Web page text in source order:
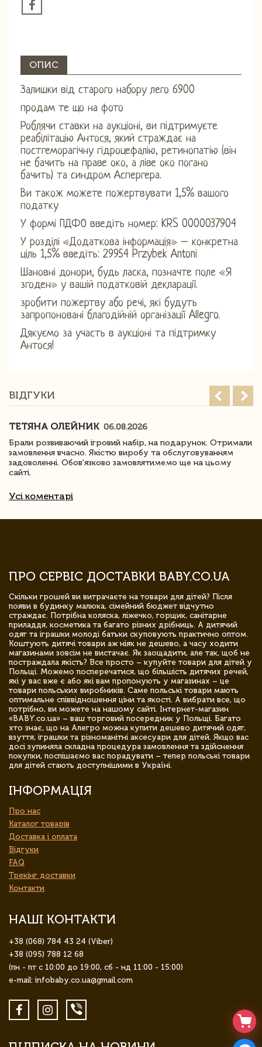
ОПИС
Залишки від старого набору лего 6900
продам те що на фото
Роблячи ставки на аукціоні, ви підтримуєте
реабілітацію Антося, який страждає на
постгеморагічну гідроцефалію, ретинопатію (він
не бачить на праве око, а ліве око погано
бачить) та синдром Аспергера.
Ви також можете пожертвувати 1,5% вашого
податку
У формі ПДФО введіть номер: KRS 0000037904
У розділі «Додаткова інформація» – конкретна
ціль 1,5% введіть: 29954 Przybek Antoni
Шановні донори, будь ласка, позначте поле «Я
згоден» у вашій податковій декларації.
зробити пожертву або речі, які будуть
запропоновані благодійній організації Allegro.
Дякуємо за участь в аукціоні та підтримку
Антося!
ВІДГУКИ
ТЕТЯНА ОЛЕЙНИК 06.08.2026
Брали розвиваючий ігровий набір, на подарунок. Отримали
замовлення вчасно. Якістю виробу та обслуговуванням
задоволенні. Обов'язково замовлятимемо ще на цьому
сайті.
Усі коментарі
ПРО СЕРВІС ДОСТАВКИ BABY.CO.UA
Скільки грошей ви витрачаєте на товари для дітей? Після
появи в будинку малюка, сімейний бюджет відчутно
страждає. Потрібна коляска, ліжечко, горщик, санітарне
приладдя, косметика та багато різних дрібниць. А дитячий
одяг та іграшки молоді батьки скуповують практично оптом.
Коштують дитячі товари аж ніяк не дешево, а часу ходити
магазинами зовсім не вистачає. Як заощадити, але так, щоб не
постраждала якість? Все просто – купуйте товари для дітей у
Польщі. Можемо посперечатися, що більшість дитячих речей,
які у вас вже є або які вам пропонують у магазинах – це
товари польських виробників. Саме польські товари мають
оптимальне співвідношення ціни та якості. А вибрати все, що
потрібно, ви можете на нашому сайті. Інтернет-магазин
«BABY.co.ua» – ваш торговий посередник у Польщі. Багато
хто знає, що на Алегро можна купити дешево дитячий одяг,
взуття, іграшки та різноманітні аксесуари для дітей. Якщо вас
досі зупиняла складна процедура замовлення та здійснення
покупки, поспішаємо вас порадувати – тепер польські товари
для дітей стають доступнішими в Україні.
ІНФОРМАЦІЯ
Про нас
Каталог товарів
Доставка і оплата
Відгуки
FAQ
Трекінг доставки
Контакти
НАШІ КОНТАКТИ
+38 (068) 784 43 24 (Viber)
+38 (095) 788 12 68
(пн - пт с 10:00 до 19:00, сб - нд 11:00 - 15:00)
e-mail: infobaby.co.ua@gmail.com